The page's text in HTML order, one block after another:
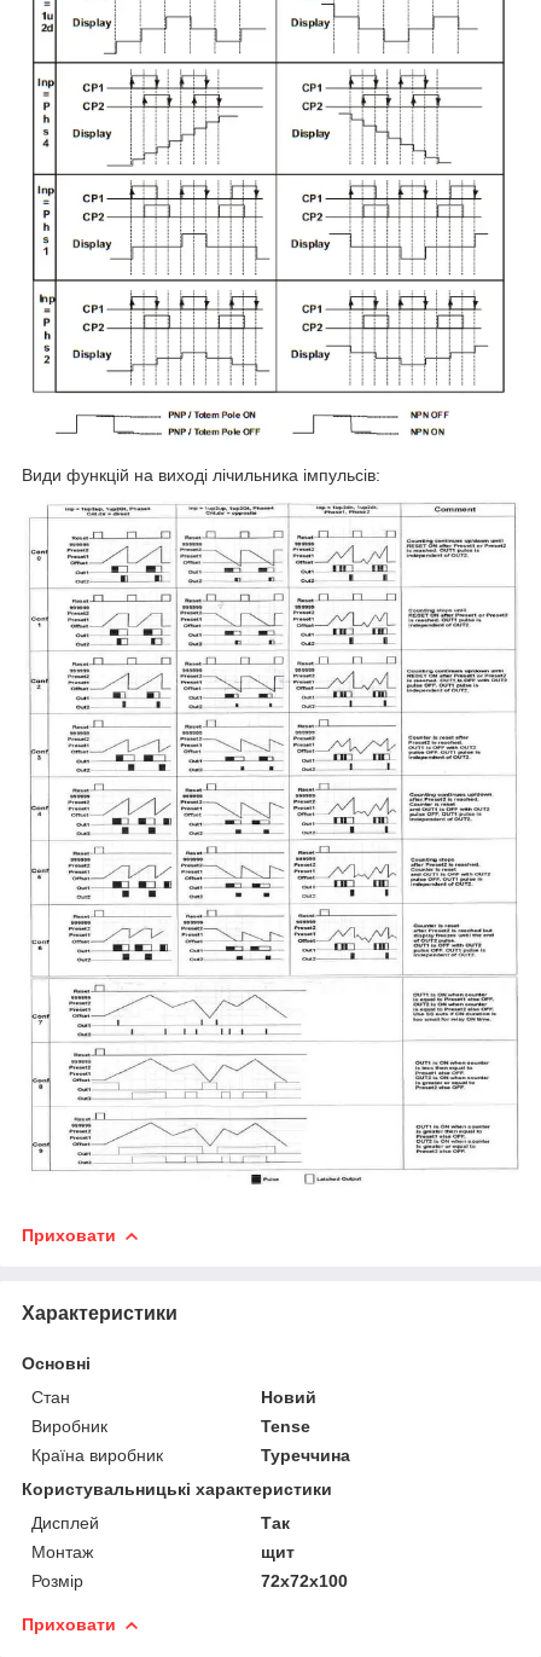
Види функцій на виході лічильника імпульсів:
Приховати
Характеристики
Основні
Стан
Новий
Виробник
Tense
Країна виробник
Туреччина
Користувальницькі характеристики
Дисплей
Так
Монтаж
щит
Розмір
72x72x100
Приховати